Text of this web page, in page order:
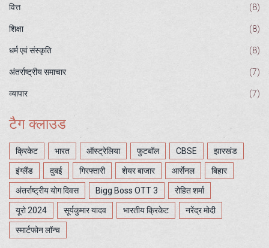
वित्त (8)
शिक्षा (8)
धर्म एवं संस्कृति (8)
अंतर्राष्ट्रीय समाचार (7)
व्यापार (7)
टैग क्लाउड
क्रिकेट भारत ऑस्ट्रेलिया फुटबॉल CBSE झारखंड
इंग्लैंड दुबई गिरफ्तारी शेयर बाजार आर्सेनल बिहार
अंतर्राष्ट्रीय योग दिवस Bigg Boss OTT 3 रोहित शर्मा
यूरो 2024 सूर्यकुमार यादव भारतीय क्रिकेट नरेंद्र मोदी
स्मार्टफोन लॉन्च